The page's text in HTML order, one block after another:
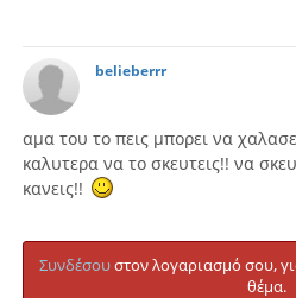
belieberrr
αμα του το πεις μπορει να
καλυτερα να το σκευτεις!! να
κανεις!!
Συνδέσουστον λογαριασμό σου,
θέμα.